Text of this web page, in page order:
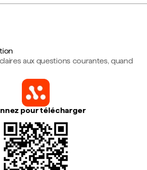
aux questions courantes, quand
pour télécharger